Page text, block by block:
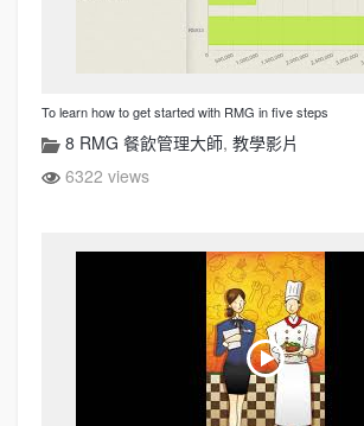
To learn how to get started with RMG in five steps
8 RMG 餐飲管理大師, 教學影片
6322 views